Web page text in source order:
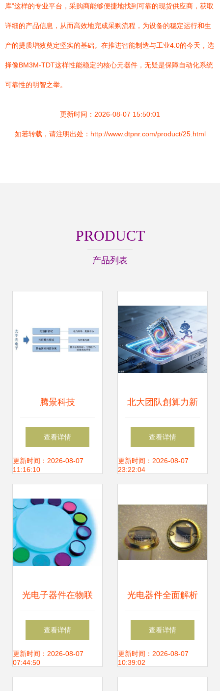
库”这样的专业平台，采购商能够便捷地找到可靠的现货供应商，获取
详细的产品信息，从而高效地完成采购流程，为设备的稳定运行和生
产的提质增效奠定坚实的基础。在推进智能制造与工业4.0的今天，选
择像BM3M-TDT这样性能稳定的核心元器件，无疑是保障自动化系统
可靠性的明智之举。
更新时间：2026-08-07 15:50:01
如若转载，请注明出处：http://www.dtpnr.com/product/25.html
PRODUCT
产品列表
腾景科技
（787195）申购指
南 时间节奏、上市
查看详情
更新时间：2026-08-07
11:16:10
北大团队創算力新
紀元 全新计算架构
破解后摩尔时代光
查看详情
更新时间：2026-08-07
23:22:04
光电子器件在物联
网与传感技术中的
关键作用与供应趋
查看详情
更新时间：2026-08-07
07:44:50
光电器件全面解析
从光电池走向光电
传感器
查看详情
更新时间：2026-08-07
10:39:02